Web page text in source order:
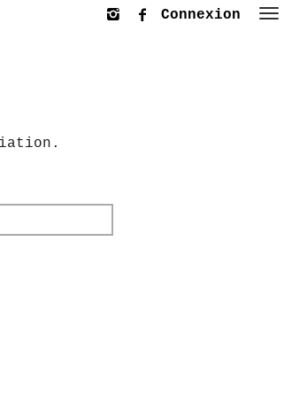
Connexion